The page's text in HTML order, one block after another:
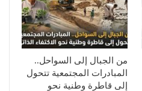
من الجبال إلى السواحل..
المبادرات المجتمعية تتحول
إلى قاطرة وطنية نحو